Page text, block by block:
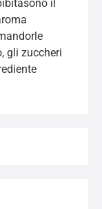
il
gli zuccheri